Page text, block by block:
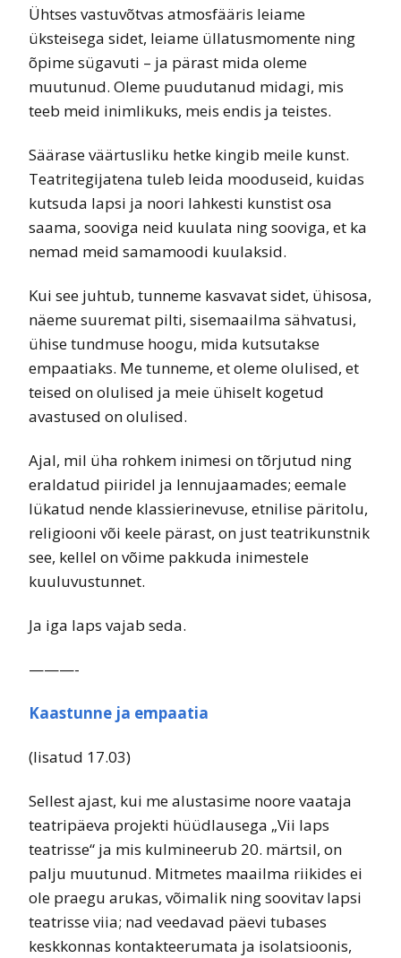
Ühtses vastuvõtvas atmosfääris leiame
üksteisega sidet, leiame üllatusmomente ning
õpime sügavuti – ja pärast mida oleme
muutunud. Oleme puudutanud midagi, mis
teeb meid inimlikuks, meis endis ja teistes.
Säärase väärtusliku hetke kingib meile kunst.
Teatritegijatena tuleb leida mooduseid, kuidas
kutsuda lapsi ja noori lahkesti kunstist osa
saama, sooviga neid kuulata ning sooviga, et ka
nemad meid samamoodi kuulaksid.
Kui see juhtub, tunneme kasvavat sidet, ühisosa,
näeme suuremat pilti, sisemaailma sähvatusi,
ühise tundmuse hoogu, mida kutsutakse
empaatiaks. Me tunneme, et oleme olulised, et
teised on olulised ja meie ühiselt kogetud
avastused on olulised.
Ajal, mil üha rohkem inimesi on tõrjutud ning
eraldatud piiridel ja lennujaamades; eemale
lükatud nende klassierinevuse, etnilise päritolu,
religiooni või keele pärast, on just teatrikunstnik
see, kellel on võime pakkuda inimestele
kuuluvustunnet.
Ja iga laps vajab seda.
———-
Kaastunne ja empaatia
(lisatud 17.03)
Sellest ajast, kui me alustasime noore vaataja
teatripäeva projekti hüüdlausega „Vii laps
teatrisse“ ja mis kulmineerub 20. märtsil, on
palju muutunud. Mitmetes maailma riikides ei
ole praegu arukas, võimalik ning soovitav lapsi
teatrisse viia; nad veedavad päevi tubases
keskkonnas kontakteerumata ja isolatsioonis,